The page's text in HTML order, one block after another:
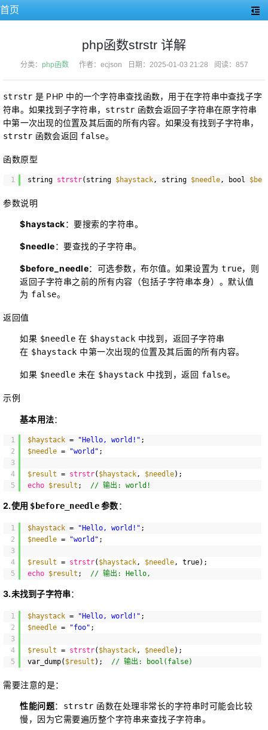
首页
php函数strstr 详解
分类： php函数 作者：ecjson 日期：2025-01-03 21:28 阅读：857
strstr 是 PHP 中的一个字符串查找函数，用于在字符串中查找子字
符串。如果找到子字符串， strstr 函数会返回子字符串在原字符串
中第一次出现的位置及其后面的所有内容。如果没有找到子字符串，
strstr 函数会返回 false。
函数原型
1 string strstr(string $haystack, string $needle, bool
参数说明
$haystack：要搜索的字符串。
$needle：要查找的子字符串。
$before_needle：可选参数，布尔值。如果设置为 true，则
返回子字符串之前的所有内容（包括子字符串本身）。默认值
为 false。
返回值
如果 $needle 在 $haystack 中找到，返回子字符串
在 $haystack 中第一次出现的位置及其后面的所有内容。
如果 $needle 未在 $haystack 中找到，返回 false。
示例
基本用法：
1
2
3
4
5
$haystack = "Hello, world!" ;
$needle = "world" ;
$result = strstr( $haystack, $needle);
echo $result ; // 输出: world!
2.使用 $before_needle 参数：
1
2
3
4
5
$haystack = "Hello, world!" ;
$needle = "world" ;
$result = strstr( $haystack, $needle, true);
echo $result ; // 输出: Hello,
3.未找到子字符串：
1
2
3
4
5
$haystack = "Hello, world!" ;
$needle = "foo" ;
$result = strstr( $haystack, $needle);
var_dump( $result ); // 输出: bool(false)
需要注意的是：
性能问题： strstr 函数在处理非常长的字符串时可能会比较
慢，因为它需要遍历整个字符串来查找子字符串。